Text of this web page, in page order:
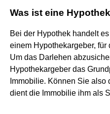
Was ist eine
Bei der Hypothek handelt
einem Hypothekargeber,
Um das Darlehen
Hypothekargeber das
Immobilie. Können Sie
dient die Immobilie ihm als